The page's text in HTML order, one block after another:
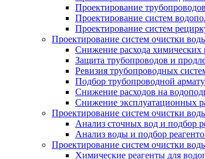
Проектирование
Проектирование систем
Проектирование систем
Проектирование систем очистки
Снижение расхода химических
Защита трубопроводов и
Ревизия трубопроводных
Подбор трубопроводной
Снижение расходов на
Снижение эксплуатационных
Проектирование систем очистки
Анализ сточных вод и подбор
Анализ воды и подбор
Проектирование систем очистки
Химические реагенты для